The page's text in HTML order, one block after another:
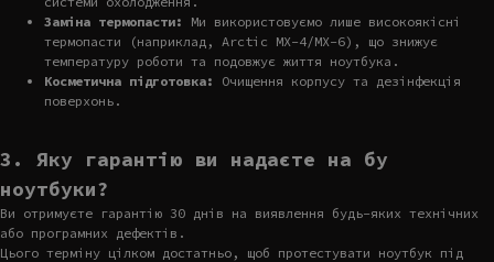
Заміна термопасти:
Ми використовуємо лише високоякісні
термопасти (наприклад, Arctic MX-4/MX-6), що знижує
температуру роботи та подовжує життя ноутбука.
Косметична підготовка:
Очищення корпусу та дезінфекція
поверхонь.
3. Яку гарантію ви надаєте на бу
ноутбуки?
Ви отримуєте гарантію 30 днів на виявлення будь-яких технічних
або програмних дефектів.
Цього терміну цілком достатньо, щоб протестувати ноутбук під